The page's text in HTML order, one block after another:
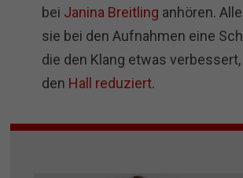
bei Janina Breitling anhören.
sie bei den Aufnahmen eine
die den Klang etwas
den Hall reduziert.